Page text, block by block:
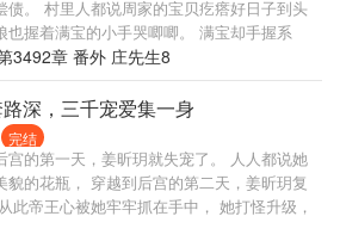
大事不妙，脚底发凉，狗皇帝面带温柔眼神
明是想拿她当刀使！
债。 村里人都说周家的宝贝疙瘩好日子到头
也握着满宝的小手哭唧唧。 满宝却手握系
兄弟嫂子们开荒，种地，种药材，开铺
越过越好，嫂子们却开始忧心满宝的婚
，庄先生的孙子不错，又斯文又会读书，配
” “小姑，还是钱老爷家的小儿子好，又漂
话，一定不会顶嘴。” 满宝抿嘴一笑：“我早
，就选被我从小揍到大的竹马白善宝。” 书友
307547705，回答问题进入 坑品有保证，已
品有《林氏荣华》《重生娘子在种田》等六
3492章 番外 庄先生8
深，三千宠爱集一身
完结
宫的第一天，姜昕玥就失宠了。 人人都说她
貌的花瓶， 穿越到后宫的第二天，姜昕玥复
此帝王心被她牢牢抓在手中， 她打怪升级，